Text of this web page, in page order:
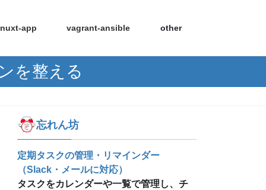
nuxt-app vagrant-ansible other
を整える
忘れん坊
定期タスクの管理・リマインダー
（Slack・メールに対応）
タスクをカレンダーや一覧で管理し、チ